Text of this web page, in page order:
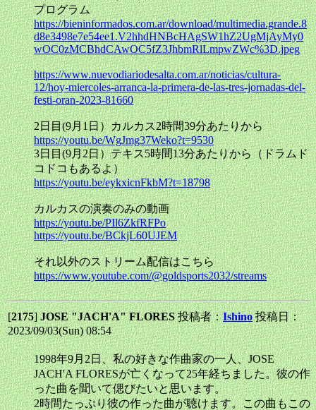
プログラム
https://bieninformados.com.ar/download/multimedia.grande.8
d8e3498e7e54ee1.V2hhdHNBcHAgSW1hZ2UgMjAyMy0
wOC0zMCBhdCAwOC5fZ3JhbmRlLmpwZWc%3D.jpeg
https://www.nuevodiariodesalta.com.ar/noticias/cultura-
12/hoy-miercoles-arranca-la-primera-de-las-tres-jornadas-del-
festi-oran-2023-81660
2日目(9月1日）カルカス2時間39分あたりから
https://youtu.be/WgJmg37Weko?t=9530
3日目(9月2日）テキス5時間13分あたりから（ドラムド
コドコもあるよ）
https://youtu.be/eykxicnFkbM?t=18798
カルカスの演奏のみの動画
https://youtu.be/PIl6ZkfRFPo
https://youtu.be/BCkjL60UJEM
それ以外のストリーム配信はこちら
https://www.youtube.com/@goldsports2032/streams
[2175]JOSE "JACH'A" FLORES投稿者：Ishino 投稿日：
2023/09/03(Sun) 08:54
1998年9月2日、私の好きな作曲家の一人、JOSE
JACH'A FLORESが亡くなって25年経ちました。彼の作
った曲を聞いて偲びたいと思います。
2時間たっぷり彼の作った曲が聴けます。この曲もこの